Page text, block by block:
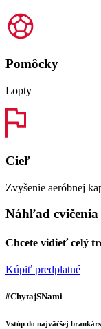
Pomôcky
Lopty
Cieľ
Zvyšenie aeróbnej
Náhľad cvičenia
Chcete vidieť celý
Kúpiť predplatné
#ChytajSNami
Vstúp do najväčšej